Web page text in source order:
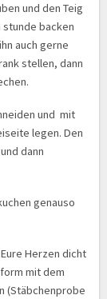
und den Teig
stunde backen
auch gerne
stellen, dann
und mit
legen. Den
dann
genauso
Herzen dicht
mit dem
(Stäbchenprobe